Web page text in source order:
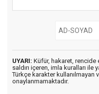
UYARI: Küfür, hakaret, rencide
saldırı içeren, imla kuralları ile
Türkçe karakter kullanılmayan
onaylanmamaktadır.